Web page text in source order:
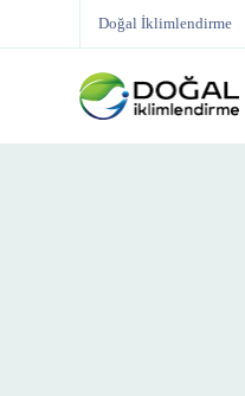
Doğal İklimlendirme